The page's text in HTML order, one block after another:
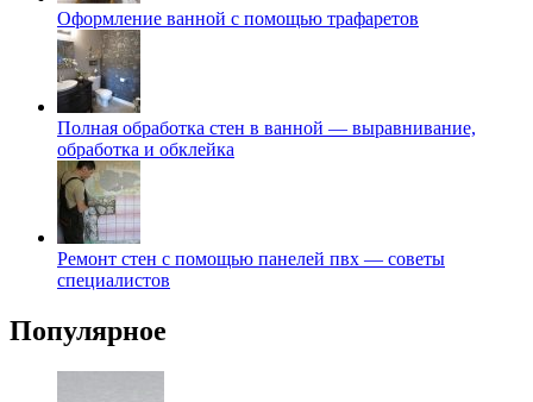
Оформление ванной с помощью трафаретов
Полная обработка стен в ванной — выравнивание,
обработка и обклейка
Ремонт стен с помощью панелей пвх — советы
специалистов
Популярное